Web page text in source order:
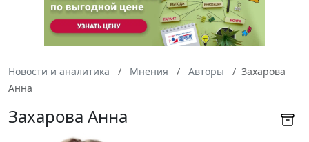
Новости и аналитика Мнения Авторы
Захарова
Анна
Захарова Анна